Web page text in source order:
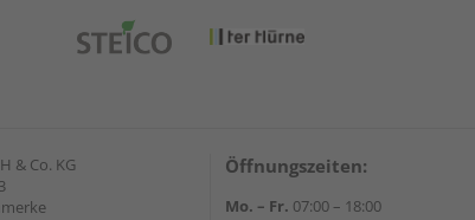
& Co. KG
Öffnungszeiten:
Mo. – Fr. 07:00 – 18:00